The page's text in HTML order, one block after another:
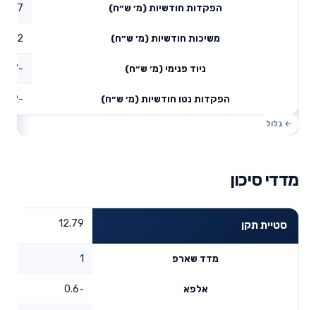
הפקדות חודשיות (מ׳ ש״ח) 0.27
משיכות חודשיות (מ׳ ש״ח) 0.02
ניוד פנימי (מ׳ ש״ח) -0.37
הפקדות נטו חודשיות (מ׳ ש״ח) -0.12
מדדי סיכון
סטיית תקן 12.79
מדד שארפ 1
אלפא -0.6